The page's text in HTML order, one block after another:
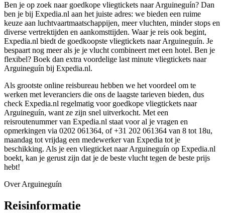
Ben je op zoek naar goedkope vliegtickets naar Arguineguín? Dan
ben je bij Expedia.nl aan het juiste adres: we bieden een ruime
keuze aan luchtvaartmaatschappijen, meer vluchten, minder stops en
diverse vertrektijden en aankomsttijden. Waar je reis ook begint,
Expedia.nl biedt de goedkoopste vliegtickets naar Arguineguín. Je
bespaart nog meer als je je vlucht combineert met een hotel. Ben je
flexibel? Boek dan extra voordelige last minute vliegtickets naar
Arguineguín bij Expedia.nl.
Als grootste online reisbureau hebben we het voordeel om te
werken met leveranciers die ons de laagste tarieven bieden, dus
check Expedia.nl regelmatig voor goedkope vliegtickets naar
Arguineguín, want ze zijn snel uitverkocht. Met een
reisroutenummer van Expedia.nl staat voor al je vragen en
opmerkingen via 0202 061364, of +31 202 061364 van 8 tot 18u,
maandag tot vrijdag een medewerker van Expedia tot je
beschikking. Als je een vliegticket naar Arguineguín op Expedia.nl
boekt, kan je gerust zijn dat je de beste vlucht tegen de beste prijs
hebt!
Over Arguineguín
Reisinformatie